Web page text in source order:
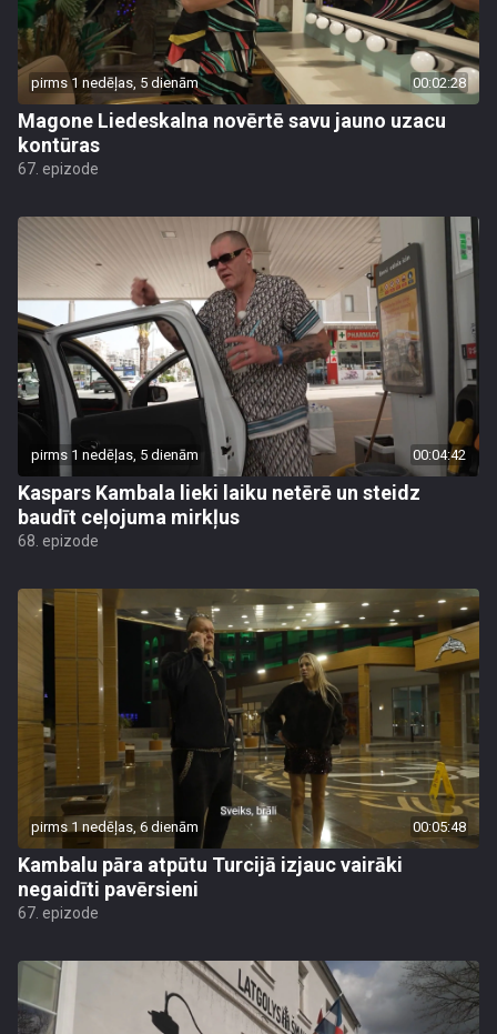
pirms 1 nedēļas, 5 dienām 00:02:28
Magone Liedeskalna novērtē savu jauno uzacu
kontūras
67. epizode
pirms 1 nedēļas, 5 dienām 00:04:42
Kaspars Kambala lieki laiku netērē un steidz
baudīt ceļojuma mirkļus
68. epizode
pirms 1 nedēļas, 6 dienām 00:05:48
Kambalu pāra atpūtu Turcijā izjauc vairāki
negaidīti pavērsieni
67. epizode